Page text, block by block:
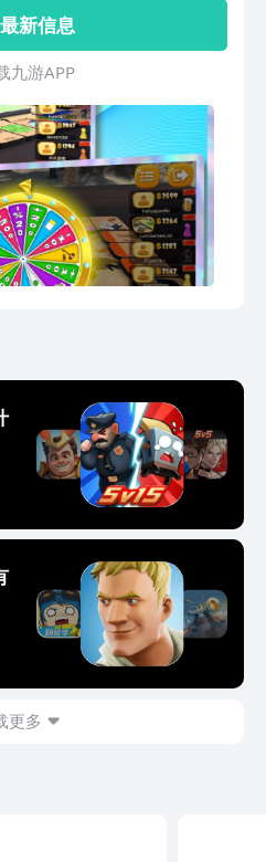
的游戏规则，运气与策略并存
胜之道。 -多样化的游戏内
用规则成为 Real大富翁！ -自
式，随心开启或者关闭某些功
戏模式，你可以
新信息
九 游 A P P
更多